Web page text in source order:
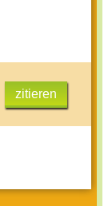
zitieren